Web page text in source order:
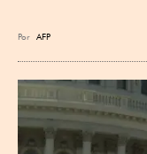
Por AFP